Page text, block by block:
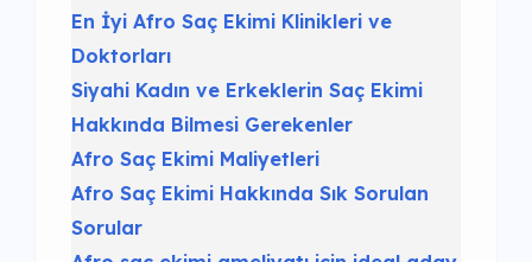
En İyi Afro Saç Ekimi Klinikleri ve
Doktorları
Siyahi Kadın ve Erkeklerin Saç Ekimi
Hakkında Bilmesi Gerekenler
Afro Saç Ekimi Maliyetleri
Afro Saç Ekimi Hakkında Sık Sorulan
Sorular